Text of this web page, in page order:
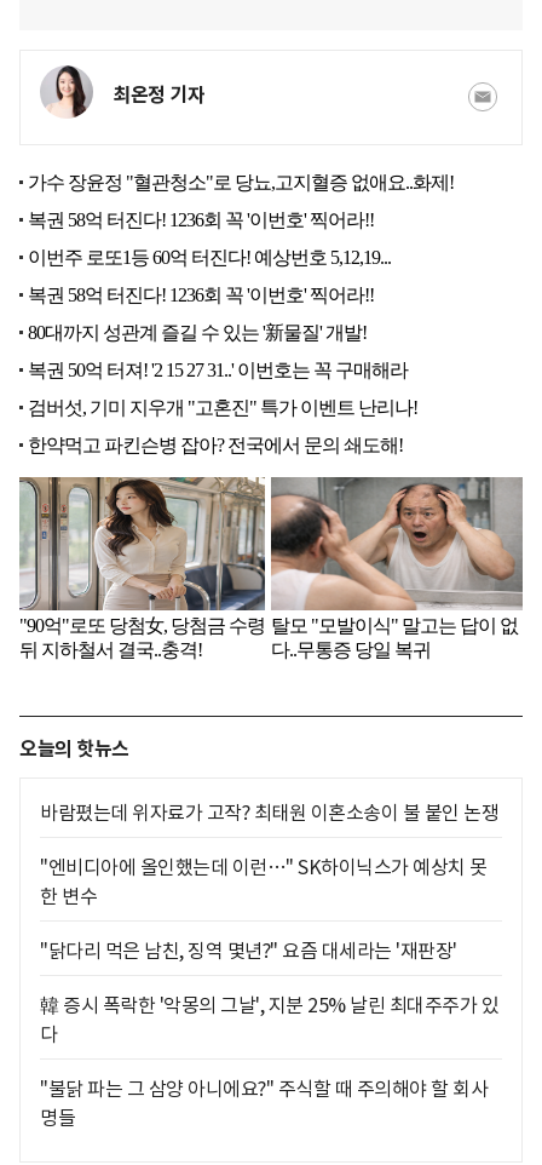
최온정 기자
오늘의 핫뉴스
바람폈는데 위자료가 고작? 최태원 이혼소송이 불 붙인 논쟁
"엔비디아에 올인했는데 이런…" SK하이닉스가 예상치 못
한 변수
"닭다리 먹은 남친, 징역 몇년?" 요즘 대세라는 '재판장'
韓 증시 폭락한 '악몽의 그날', 지분 25% 날린 최대주주가 있
다
"불닭 파는 그 삼양 아니에요?" 주식할 때 주의해야 할 회사
명들